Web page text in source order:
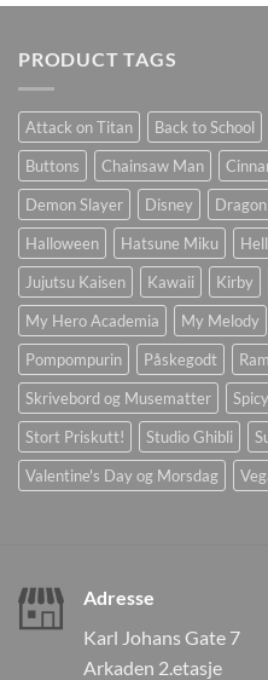
PRODUCT TAGS
Attack on Titan Back to School
Buttons
Chainsaw Man
Demon Slayer
Disney
Halloween
Hatsune Miku
Jujutsu Kaisen
Kawaii Kirby
My Hero Academia
My Melody
Pompompurin
Påskegodt
Skrivebord og Musematter
Spicy
Stort Priskutt!
Studio Ghibli
Valentine's Day og Morsdag
Adresse
Karl Johans Gate 7
Arkaden 2.etasje